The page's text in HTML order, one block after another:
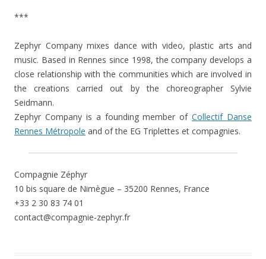
***
Zephyr Company mixes dance with video, plastic arts and
music. Based in Rennes since 1998, the company develops a
close relationship with the communities which are involved in
the creations carried out by the choreographer Sylvie
Seidmann.
Zephyr Company is a founding member ofCollectif Danse
Rennes Métropole and of the EG Triplettes et compagnies.
Compagnie Zéphyr
10 bis square de Nimègue – 35200 Rennes, France
+33 2 30 83 74 01
contact@compagnie-zephyr.fr